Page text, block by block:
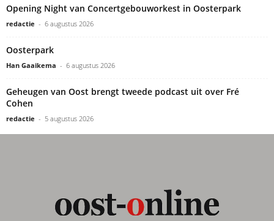
Opening Night van Concertgebouworkest in Oosterpark
redactie - 6 augustus 2026
Oosterpark
Han Gaaikema - 6 augustus 2026
Geheugen van Oost brengt tweede podcast uit over Fré
Cohen
redactie - 5 augustus 2026